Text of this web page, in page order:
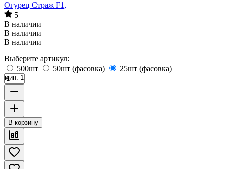
Огурец Страж F1,
5
В наличии
В наличии
В наличии
Выберите артикул:
500шт
50шт (фасовка) 25шт (фасовка)
мин. 1
В корзину